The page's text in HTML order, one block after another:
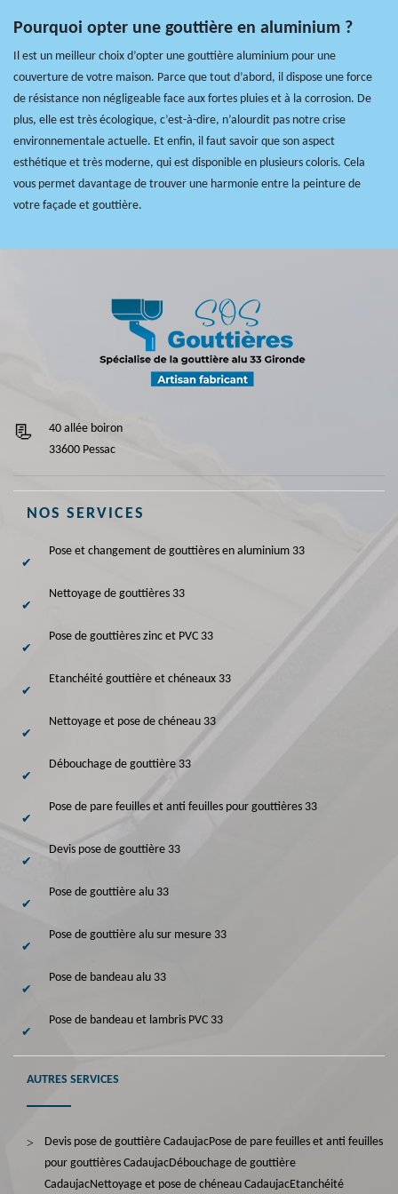
Pourquoi opter une gouttière en aluminium ?
Il est un meilleur choix d’opter une gouttière aluminium pour une
couverture de votre maison. Parce que tout d’abord, il dispose une force
de résistance non négligeable face aux fortes pluies et à la corrosion. De
plus, elle est très écologique, c’est-à-dire, n’alourdit pas notre crise
environnementale actuelle. Et enfin, il faut savoir que son aspect
esthétique et très moderne, qui est disponible en plusieurs coloris. Cela
vous permet davantage de trouver une harmonie entre la peinture de
votre façade et gouttière.
40 allée boiron
33600 Pessac
NOS SERVICES
Pose et changement de gouttières en aluminium 33
Nettoyage de gouttières 33
Pose de gouttières zinc et PVC 33
Etanchéité gouttière et chéneaux 33
Nettoyage et pose de chéneau 33
Débouchage de gouttière 33
Pose de pare feuilles et anti feuilles pour gouttières 33
Devis pose de gouttière 33
Pose de gouttière alu 33
Pose de gouttière alu sur mesure 33
Pose de bandeau alu 33
Pose de bandeau et lambris PVC 33
AUTRES SERVICES
Devis pose de gouttière CadaujacPose de pare feuilles et anti feuilles
pour gouttières CadaujacDébouchage de gouttière
CadaujacNettoyage et pose de chéneau CadaujacEtanchéité